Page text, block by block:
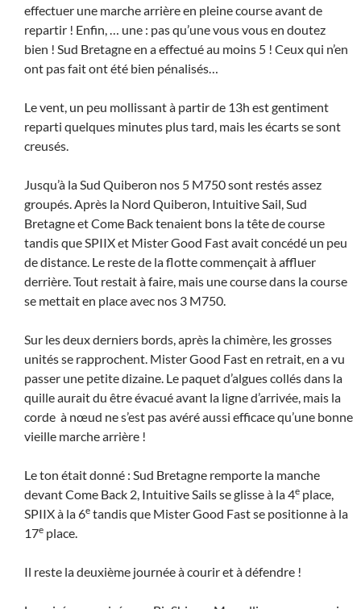
effectuer une marche arrière en pleine course avant de
repartir ! Enfin, … une : pas qu’une vous vous en doutez
bien ! Sud Bretagne en a effectué au moins 5 ! Ceux qui n’en
ont pas fait ont été bien pénalisés…
Le vent, un peu mollissant à partir de 13h est gentiment
reparti quelques minutes plus tard, mais les écarts se sont
creusés.
Jusqu’à la Sud Quiberon nos 5 M750 sont restés assez
groupés. Après la Nord Quiberon, Intuitive Sail, Sud
Bretagne et Come Back tenaient bons la tête de course
tandis que SPIIX et Mister Good Fast avait concédé un peu
de distance. Le reste de la flotte commençait à affluer
derrière. Tout restait à faire, mais une course dans la course
se mettait en place avec nos 3 M750.
Sur les deux derniers bords, après la chimère, les grosses
unités se rapprochent. Mister Good Fast en retrait, en a vu
passer une petite dizaine. Le paquet d’algues collés dans la
quille aurait du être évacué avant la ligne d’arrivée, mais la
corde à nœud ne s’est pas avéré aussi efficace qu’une bonne
vieille marche arrière !
Le ton était donné : Sud Bretagne remporte la manche
devant Come Back 2, Intuitive Sails se glisse à la 4e place,
SPIIX à la 6e tandis que Mister Good Fast se positionne à la
17e place.
Il reste la deuxième journée à courir et à défendre !